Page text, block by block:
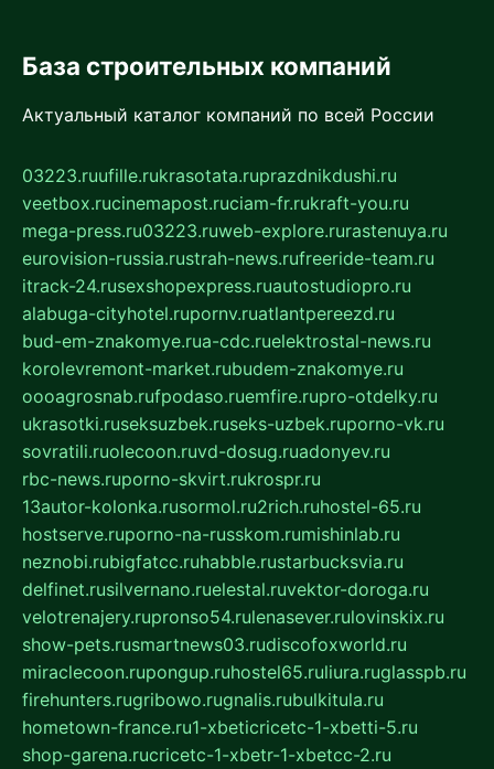
База строительных компаний
Актуальный каталог компаний по всей России
03223.ruufille.rukrasotata.ruprazdnikdushi.ru
veetbox.rucinemapost.ruciam-fr.rukraft-you.ru
mega-press.ru03223.ruweb-explore.rurastenuya.ru
eurovision-russia.rustrah-news.rufreeride-team.ru
itrack-24.rusexshopexpress.ruautostudiopro.ru
alabuga-cityhotel.rupornv.ruatlantpereezd.ru
bud-em-znakomye.rua-cdc.ruelektrostal-news.ru
korolevremont-market.rubudem-znakomye.ru
oooagrosnab.rufpodaso.ruemfire.rupro-otdelky.ru
ukrasotki.ruseksuzbek.ruseks-uzbek.ruporno-vk.ru
sovratili.ruolecoon.ruvd-dosug.ruadonyev.ru
rbc-news.ruporno-skvirt.rukrospr.ru
13autor-kolonka.rusormol.ru2rich.ruhostel-65.ru
hostserve.ruporno-na-russkom.rumishinlab.ru
neznobi.rubigfatcc.ruhabble.rustarbucksvia.ru
delfinet.rusilvernano.ruelestal.ruvektor-doroga.ru
velotrenajery.rupronso54.rulenasever.rulovinskix.ru
show-pets.rusmartnews03.rudiscofoxworld.ru
miraclecoon.rupongup.ruhostel65.ruliura.ruglasspb.ru
firehunters.rugribowo.rugnalis.rubulkitula.ru
hometown-france.ru1-xbeticricetc-1-xbetti-5.ru
shop-garena.rucricetc-1-xbetr-1-xbetcc-2.ru